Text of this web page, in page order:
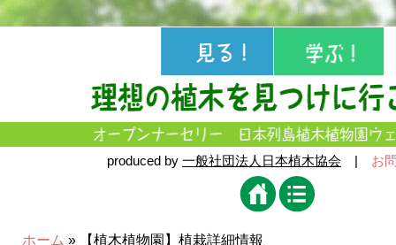
produced by 一般社団法人日本植木協会 | お
ホーム » 【植木植物園】植栽詳細情報